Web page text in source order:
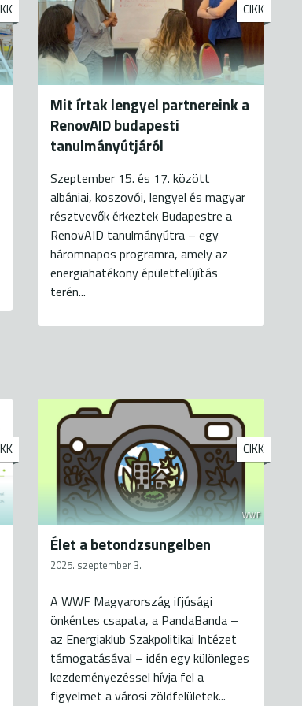
CIKK
Mit írtak lengyel partnereink a
RenovAID budapesti
tanulmányútjáról
Szeptember 15. és 17. között
albániai, koszovói, lengyel és magyar
résztvevők érkeztek Budapestre a
RenovAID tanulmányútra – egy
háromnapos programra, amely az
energiahatékony épületfelújítás
terén...
WWF
CIKK
Élet a betondzsungelben
2025. szeptember 3.
A WWF Magyarország ifjúsági
önkéntes csapata, a PandaBanda –
az Energiaklub Szakpolitikai Intézet
támogatásával – idén egy különleges
kezdeményezéssel hívja fel a
figyelmet a városi zöldfelületek...